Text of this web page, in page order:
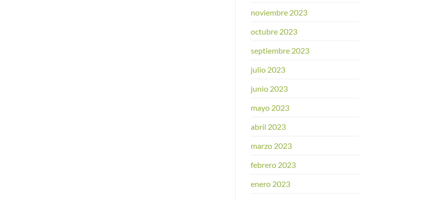
noviembre 2023
octubre 2023
septiembre 2023
julio 2023
junio 2023
mayo 2023
abril 2023
marzo 2023
febrero 2023
enero 2023